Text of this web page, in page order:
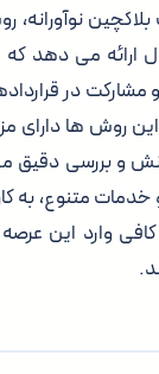
نوآورانه،
ارائه می دهد
روش ها دارای
و بررسی دقیق
و خدمات متنوع، به
کافی وارد این